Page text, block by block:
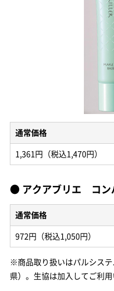
通常価格
1,361円（税込1,470円）
● アクアブリエ コン
通常価格
972円（税込1,050円）
※商品取り扱いはパルシス
県）。生協は加入してご利用